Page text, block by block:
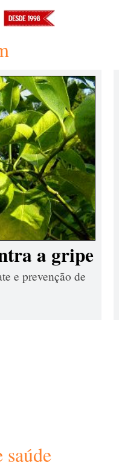
a gripe
e prevenção de